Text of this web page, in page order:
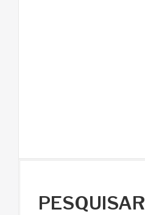
PESQUISAR